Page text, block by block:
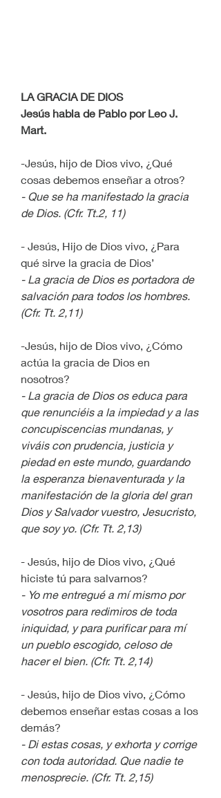
LA GRACIA DE DIOS
Jesús habla de Pablo por Leo J.
Mart.
-Jesús, hijo de Dios vivo, ¿Qué
cosas debemos enseñar a otros?
- Que se ha manifestado la gracia
de Dios. (Cfr. Tt.2, 11)
- Jesús, Hijo de Dios vivo, ¿Para
qué sirve la gracia de Dios’
- La gracia de Dios es portadora de
salvación para todos los hombres.
(Cfr. Tt. 2,11)
-Jesús, hijo de Dios vivo, ¿Cómo
actúa la gracia de Dios en
nosotros?
- La gracia de Dios os educa para
que renunciéis a la impiedad y a las
concupiscencias mundanas, y
viváis con prudencia, justicia y
piedad en este mundo, guardando
la esperanza bienaventurada y la
manifestación de la gloria del gran
Dios y Salvador vuestro, Jesucristo,
que soy yo. (Cfr. Tt. 2,13)
- Jesús, hijo de Dios vivo, ¿Qué
hiciste tú para salvarnos?
- Yo me entregué a mí mismo por
vosotros para redimiros de toda
iniquidad, y para purificar para mí
un pueblo escogido, celoso de
hacer el bien. (Cfr. Tt. 2,14)
- Jesús, hijo de Dios vivo, ¿Cómo
debemos enseñar estas cosas a los
demás?
- Di estas cosas, y exhorta y corrige
con toda autoridad. Que nadie te
menosprecie. (Cfr. Tt. 2,15)